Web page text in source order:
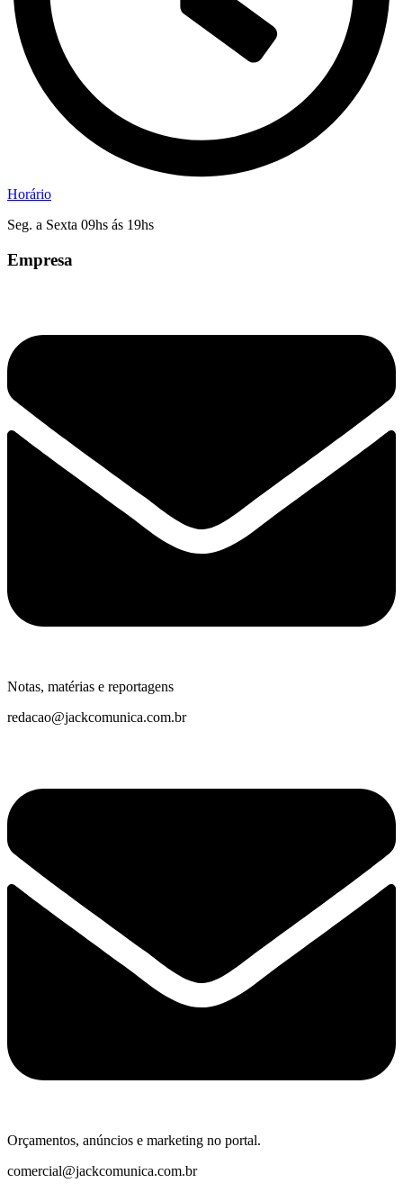
Horário
Seg. a Sexta 09hs ás 19hs
Empresa
Notas, matérias e reportagens
redacao@jackcomunica.com.br
Orçamentos, anúncios e marketing no portal.
comercial@jackcomunica.com.br